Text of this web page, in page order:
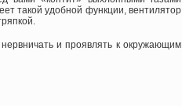
такой удобной функции, вентилятор
и проявлять к окружающим